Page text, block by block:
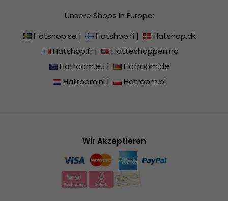
Unsere Shops in Europa:
Hatshop.se | Hatshop.fi |
Hatshop.dk
Hatshop.fr|
Hatteshoppen.no
Hatroom.eu |
Hatroom.de
Hatroom.nl | Hatroom.pl
Wir Akzeptieren